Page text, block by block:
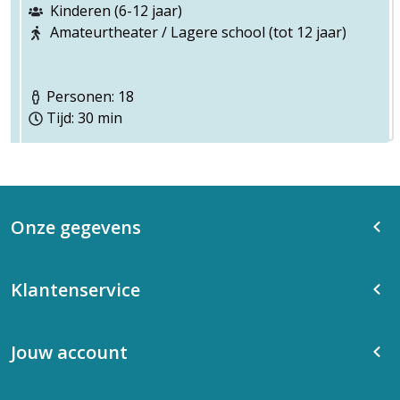
Kinderen (6-12 jaar)
Amateurtheater / Lagere school (tot 12 jaar)
Personen: 18
Tijd: 30 min
Onze gegevens
Klantenservice
Jouw account